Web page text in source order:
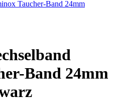
Band 24mm